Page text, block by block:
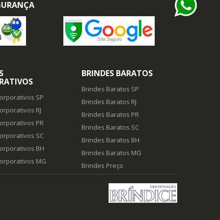
SP
RJ
PR
SC
BH
MG
BRINDES BARATOS
Brindes Baratos SP
Brindes Baratos RJ
Brindes Baratos PR
Brindes Baratos SC
Brindes Baratos BH
Brindes Baratos MG
Brindes Preço